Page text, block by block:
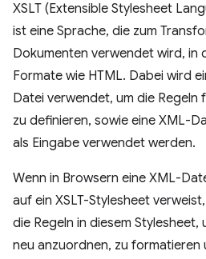
XSLT (Extensible Stylesheet
ist eine Sprache, die zum
Dokumenten verwendet wird, in
Formate wie HTML. Dabei wird
Datei verwendet, um die Regeln
zu definieren, sowie eine XML-
als Eingabe verwendet werden.
Wenn in Browsern eine XML-
auf ein XSLT-Stylesheet
die Regeln in diesem
neu anzuordnen, zu